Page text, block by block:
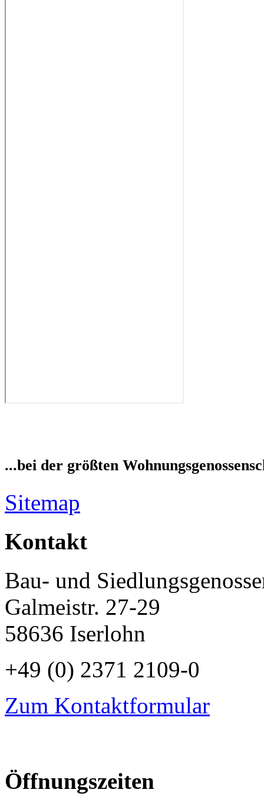
...bei der größten
Sitemap
Kontakt
Bau- und
Galmeistr. 27-29
58636 Iserlohn
+49 (0) 2371 2109-0
Zum Kontaktformular
Öffnungszeiten